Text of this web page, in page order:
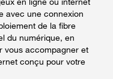
avec une connexion
de la fibre
du numérique, en
vous accompagner et
conçu pour votre